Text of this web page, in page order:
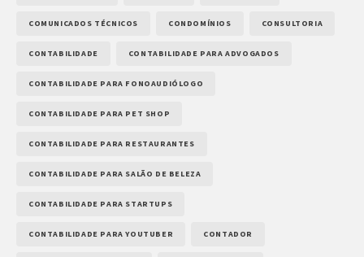
COMUNICADOS TÉCNICOS CONDOMÍNIOS CONSULTORIA
CONTABILIDADE CONTABILIDADE PARA ADVOGADOS
CONTABILIDADE PARA FONOAUDIÓLOGO
CONTABILIDADE PARA PET SHOP
CONTABILIDADE PARA RESTAURANTES
CONTABILIDADE PARA SALÃO DE BELEZA
CONTABILIDADE PARA STARTUPS
CONTABILIDADE PARA YOUTUBER CONTADOR